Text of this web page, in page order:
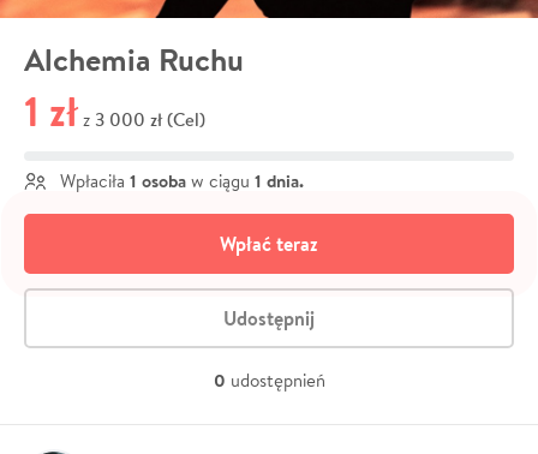
Alchemia Ruchu
1 zł z 3 000 zł (Cel)
Wpłaciła 1 osoba w ciągu 1 dnia.
Wpłać teraz
Udostępnij
0 udostępnień